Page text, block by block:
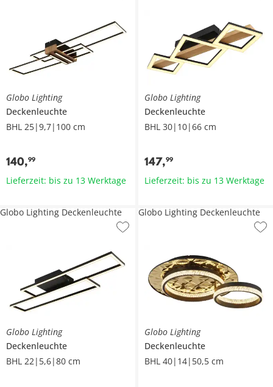
Globo Lighting
Deckenleuchte
BHL 25|9,7|100 cm
140,99
Lieferzeit: bis zu 13 Werktage
Globo Lighting
Deckenleuchte
BHL 30|10|66 cm
147,99
Lieferzeit: bis zu 13 Werktage
Globo Lighting
Deckenleuchte
BHL 22|5,6|80 cm
Globo Lighting Deckenleuchte
Globo Lighting
Deckenleuchte
BHL 40|14|50,5 cm
Globo Lighting Deckenleuchte